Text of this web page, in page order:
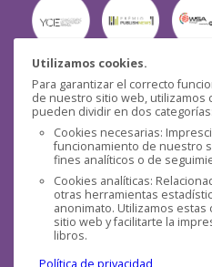
Utilizamos cookies.
Para garantizar el correcto
de nuestro sitio web, utilizamos
pueden dividir en dos categorías:
Cookies necesarias:
funcionamiento de nuestro
fines analíticos o de
Cookies analíticas:
otras herramientas
anonimato. Utilizamos
sitio web y facilitarte la
libros.
Política de privacidad
Redes